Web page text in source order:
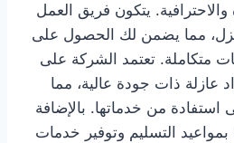
والاحترافية. يتكون فريق العمل
مما يضمن لك الحصول على
متكاملة. تعتمد الشركة على
عازلة ذات جودة عالية، مما
من خدماتها. بالإضافة
بمواعيد التسليم وتوفير خدمات